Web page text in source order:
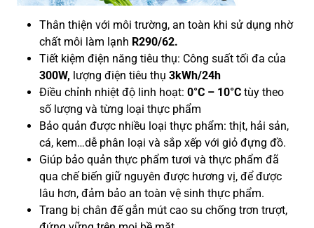
Thân thiện với môi trường, an toàn khi sử dụng nhờ
chất môi làm lạnh R290/62.
Tiết kiệm điện năng tiêu thụ: Công suất tối đa của
300W, lượng điện tiêu thụ 3kWh/24h
Điều chỉnh nhiệt độ linh hoạt: 0°C – 10°C tùy theo
số lượng và từng loại thực phẩm
Bảo quản được nhiều loại thực phẩm: thịt, hải sản,
cá, kem…dễ phân loại và sắp xếp với giỏ đựng đồ.
Giúp bảo quản thực phẩm tươi và thực phẩm đã
qua chế biến giữ nguyên được hương vị, để được
lâu hơn, đảm bảo an toàn vệ sinh thực phẩm.
Trang bị chân đế gắn mút cao su chống trơn trượt,